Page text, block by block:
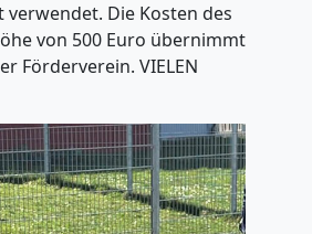
verwendet. Die Kosten des
von 500 Euro übernimmt
Förderverein. VIELEN